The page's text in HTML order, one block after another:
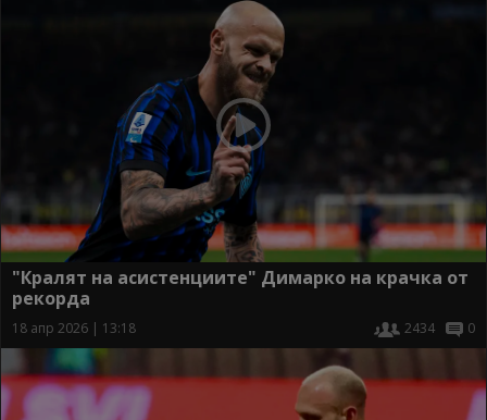
"Кралят на асистенциите" Димарко на крачка от
рекорда
18 апр 2026 | 13:18 2434 0